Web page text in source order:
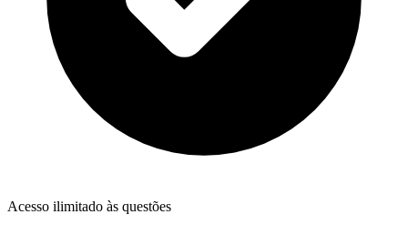
Acesso ilimitado às questões